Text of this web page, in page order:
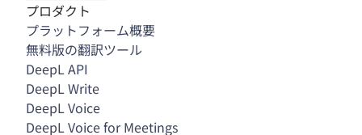
プロダクト
プラットフォーム概要
無料版の翻訳ツール
DeepL API
DeepL Write
DeepL Voice
DeepL Voice for Meetings